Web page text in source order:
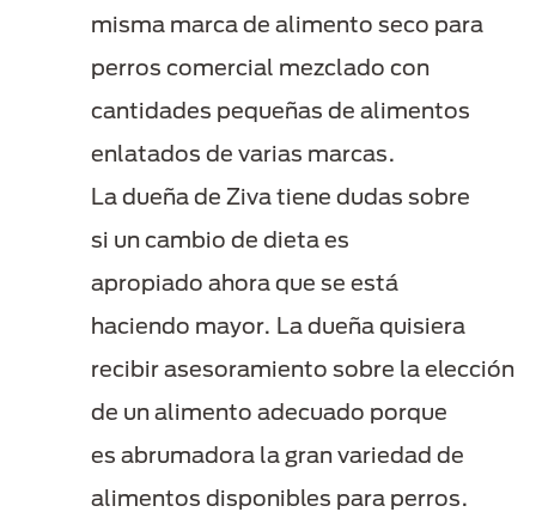
misma marca de alimento seco para
perros comercial mezclado con
cantidades pequeñas de alimentos
enlatados de varias marcas.
La dueña de Ziva tiene dudas sobre
si un cambio de dieta es
apropiado ahora que se está
haciendo mayor. La dueña quisiera
recibir asesoramiento sobre la elección
de un alimento adecuado porque
es abrumadora la gran variedad de
alimentos disponibles para perros.